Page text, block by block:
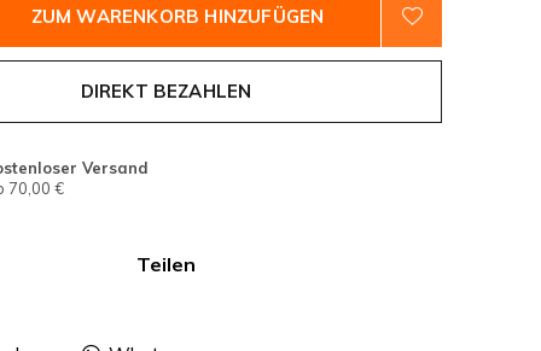
ZUM WARENKORB HINZUFÜGEN
DIREKT BEZAHLEN
Versand
70,00 €
Teilen